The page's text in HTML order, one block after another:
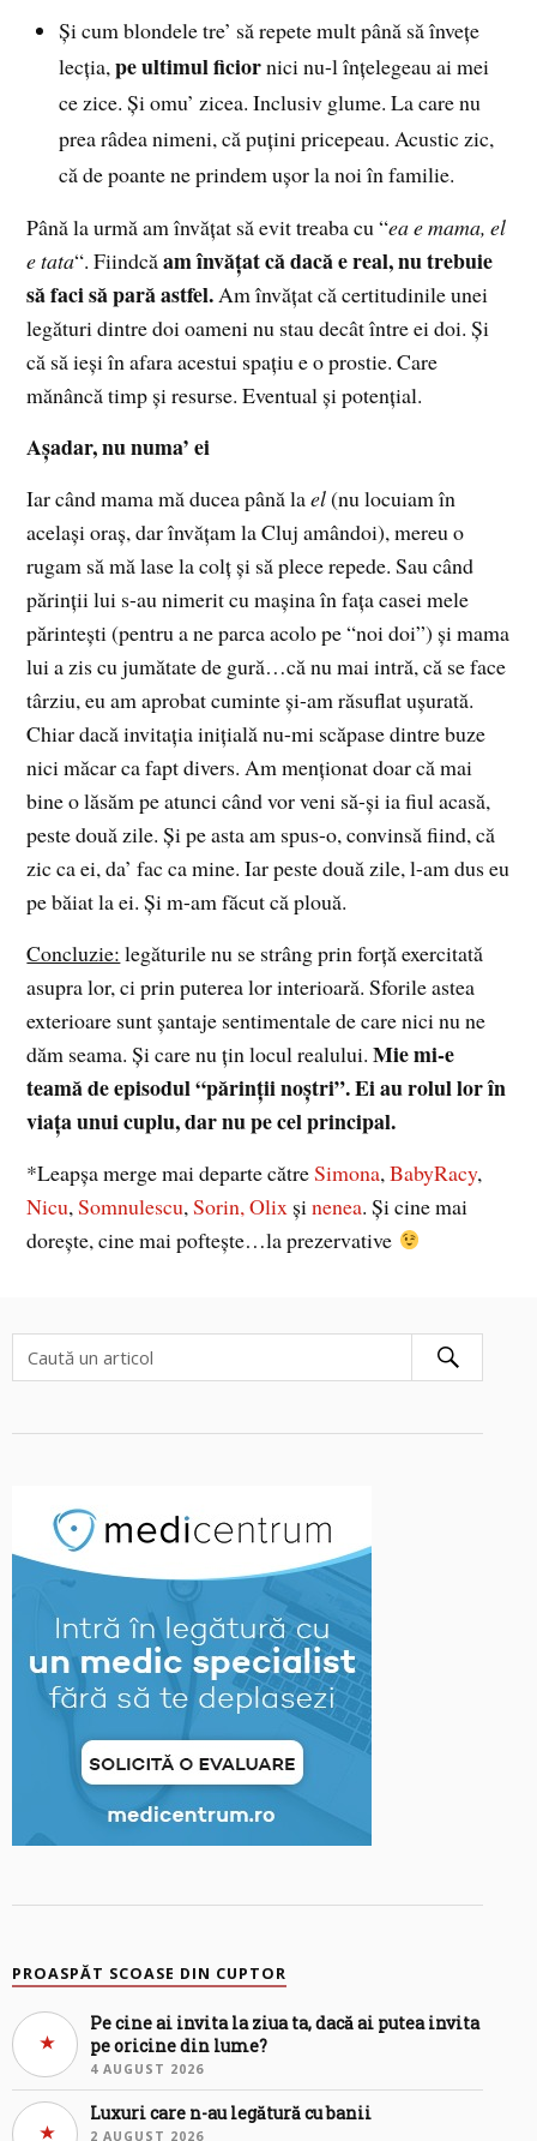
Şi cum blondele tre’ să repete mult până să înveţe
lecţia,pe ultimul ficiornici nu-l înţelegeau ai mei
ce zice. Şi omu’ zicea. Inclusiv glume. La care nu
prea râdea nimeni, că puţini pricepeau. Acustic zic,
că de poante ne prindem uşor la noi în familie.
Până la urmă am învăţat să evit treaba cu “ea e mama, el
e tata“. Fiindcăam învăţat că dacă e real, nu trebuie
să faci să pară astfel.Am învăţat că certitudinile unei
legături dintre doi oameni nu stau decât între ei doi. Şi
că să ieşi în afara acestui spaţiu e o prostie. Care
mănâncă timp şi resurse. Eventual şi potenţial.
Aşadar, nu numa’ ei
Iar când mama mă ducea până lael(nu locuiam în
acelaşi oraş, dar învăţam la Cluj amândoi), mereu o
rugam să mă lase la colţ şi să plece repede. Sau când
părinţii lui s-au nimerit cu maşina în faţa casei mele
părinteşti (pentru a ne parca acolo pe “noi doi”) şi mama
lui a zis cu jumătate de gură…că nu mai intră, că se face
târziu, eu am aprobat cuminte şi-am răsuflat uşurată.
Chiar dacă invitaţia iniţială nu-mi scăpase dintre buze
nici măcar ca fapt divers. Am menţionat doar că mai
bine o lăsăm pe atunci când vor veni să-şi ia fiul acasă,
peste două zile. Şi pe asta am spus-o, convinsă fiind, că
zic ca ei, da’ fac ca mine. Iar peste două zile, l-am dus eu
pe băiat la ei. Şi m-am făcut că plouă.
Concluzie: legăturile nu se strâng prin forţă exercitată
asupra lor, ci prin puterea lor interioară. Sforile astea
exterioare sunt şantaje sentimentale de care nici nu ne
dăm seama. Şi care nu ţin locul realului. Mie mi-e
teamă de episodul “părinţii noştri”. Ei au rolul lor în
viaţa unui cuplu, dar nu pe cel principal.
*Leapşa merge mai departe cătreSimona,BabyRacy,
Nicu,Somnulescu,Sorin,Olix şinenea. Şi cine mai
doreşte, cine mai pofteşte…la prezervative
PROASPĂT SCOASE DIN CUPTOR
Pe cine ai invita la ziua ta, dacă ai putea invita
pe oricine din lume?
4 AUGUST 2026
Luxuri care n-au legătură cu banii
2 AUGUST 2026